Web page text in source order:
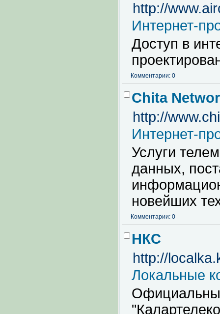
http://
Интернет-
Доступ в
Комментарии: 0
Chita
http://
Интернет-
Услуги
данных,
новейших
Комментарии: 0
НКС
http://
Локальные